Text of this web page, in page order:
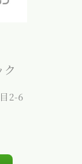
2-6